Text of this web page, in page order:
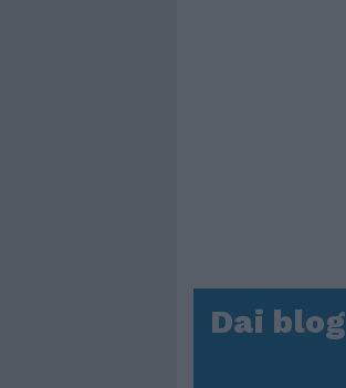
Dai blog